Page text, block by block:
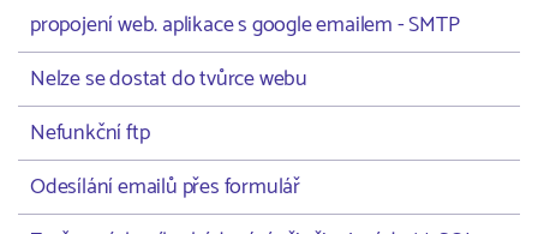
propojení web. aplikace s google emailem - SMTP
Nelze se dostat do tvůrce webu
Nefunkční ftp
Odesílání emailů přes formulář